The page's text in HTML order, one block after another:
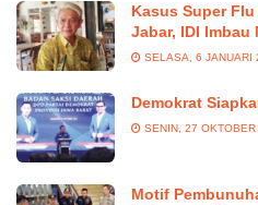
Kasus Super
Jabar, IDI Imbau
SELASA, 6 JANUARI
Demokrat
SENIN, 27
Motif